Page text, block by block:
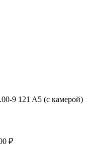
9 121 A5 (с камерой)
₽